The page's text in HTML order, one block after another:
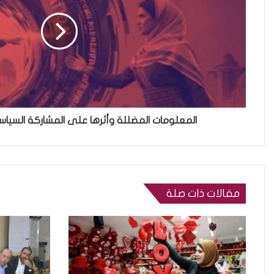
المعلومات المضللة وأثرها على المشاركة
مقالات ذات صلة